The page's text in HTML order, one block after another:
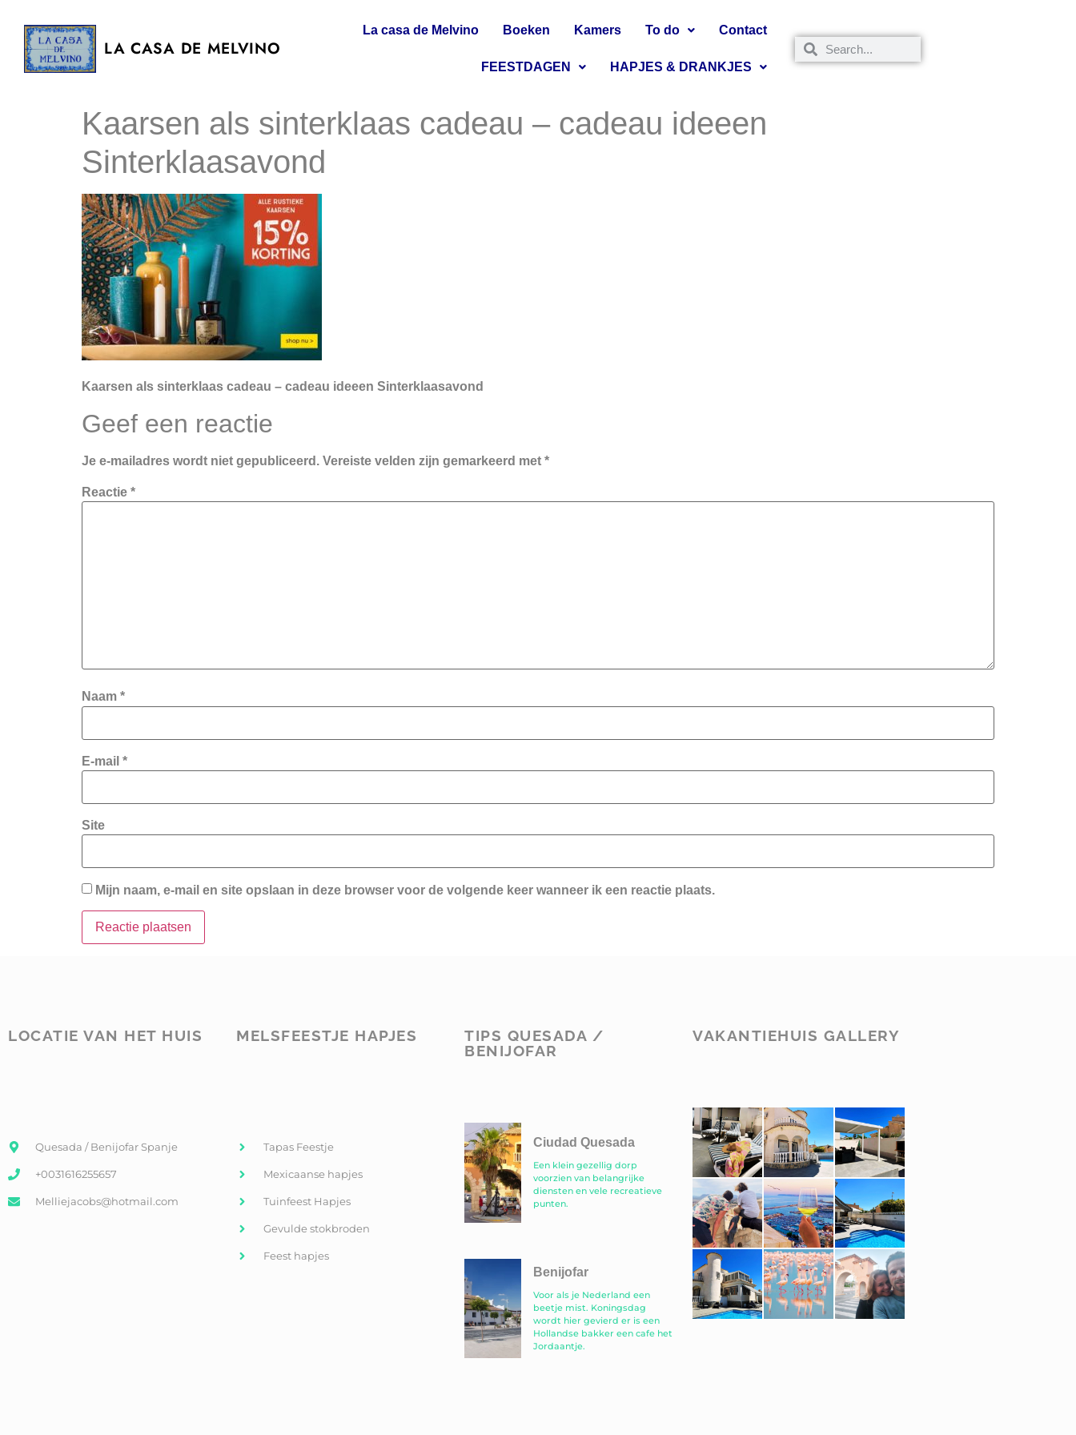
LA CASA DE MELVINO
La casa de Melvino Boeken Kamers To do Contact
FEESTDAGEN HAPJES & DRANKJES
Kaarsen als sinterklaas cadeau – cadeau ideeen
Sinterklaasavond
Kaarsen als sinterklaas cadeau – cadeau ideeen Sinterklaasavond
Geef een reactie
Je e-mailadres wordt niet gepubliceerd. Vereiste velden zijn gemarkeerd met *
Reactie *
Naam *
E-mail *
Site
Mijn naam, e-mail en site opslaan in deze browser voor de volgende keer wanneer ik een reactie plaats.
LOCATIE VAN HET HUIS
Quesada / Benijofar Spanje
+0031616255657
Melliejacobs@hotmail.com
MELSFEESTJE HAPJES
Tapas Feestje
Mexicaanse hapjes
Tuinfeest Hapjes
Gevulde stokbroden
Feest hapjes
TIPS QUESADA /
BENIJOFAR
Ciudad Quesada
Een klein gezellig dorp
voorzien van belangrijke
diensten en vele recreatieve
punten.
Benijofar
Voor als je Nederland een
beetje mist. Koningsdag
wordt hier gevierd er is een
Hollandse bakker een cafe het
Jordaantje.
VAKANTIEHUIS GALLERY